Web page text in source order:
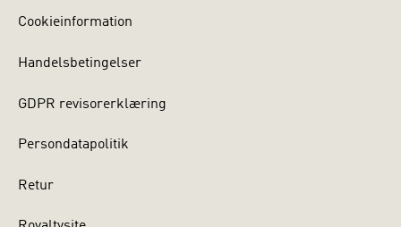
Cookieinformation
Handelsbetingelser
GDPR revisorerklæring
Persondatapolitik
Retur